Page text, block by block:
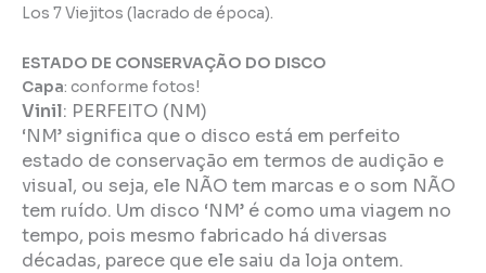
Los 7 Viejitos (lacrado de época).
ESTADO DE CONSERVAÇÃO DO DISCO
Capa: conforme fotos!
Vinil: PERFEITO (NM)
‘NM’ significa que o disco está em perfeito
estado de conservação em termos de audição e
visual, ou seja, ele NÃO tem marcas e o som NÃO
tem ruído. Um disco ‘NM’ é como uma viagem no
tempo, pois mesmo fabricado há diversas
décadas, parece que ele saiu da loja ontem.